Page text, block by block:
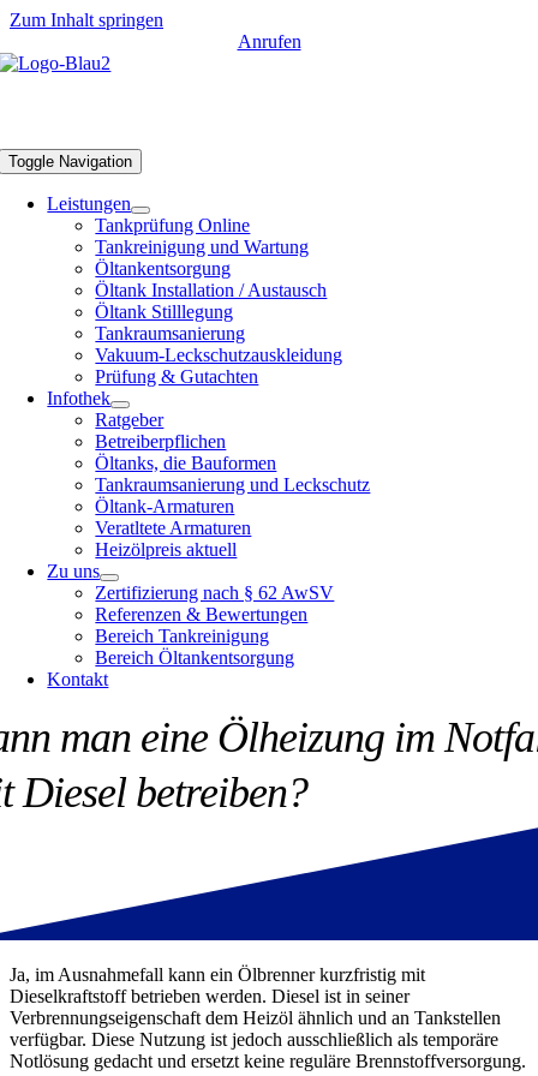
Zum Inhalt springen
Anrufen
Toggle Navigation
Leistungen
Tankprüfung Online
Tankreinigung und Wartung
Öltankentsorgung
Öltank Installation / Austausch
Öltank Stilllegung
Tankraumsanierung
Vakuum-Leckschutzauskleidung
Prüfung & Gutachten
Infothek
Ratgeber
Betreiberpflichen
Öltanks, die Bauformen
Tankraumsanierung und Leckschutz
Öltank-Armaturen
Veratltete Armaturen
Heizölpreis aktuell
Zu uns
Zertifizierung nach § 62 AwSV
Referenzen & Bewertungen
Bereich Tankreinigung
Bereich Öltankentsorgung
Kontakt
man eine Ölheizung im
Diesel betreiben?
Ja, im Ausnahmefall kann ein Ölbrenner kurzfristig mit
Dieselkraftstoff betrieben werden. Diesel ist in seiner
Verbrennungseigenschaft dem Heizöl ähnlich und an Tankstellen
verfügbar. Diese Nutzung ist jedoch ausschließlich als temporäre
Notlösung gedacht und ersetzt keine reguläre Brennstoffversorgung.